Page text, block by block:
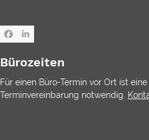
Facebook
LinkedIn
Bürozeiten
Für einen Büro-Termin vor Ort ist
Terminvereinbarung notwendig.